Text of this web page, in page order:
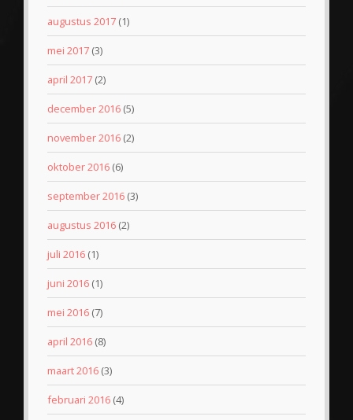
augustus 2017 (1)
mei 2017 (3)
april 2017 (2)
december 2016 (5)
november 2016 (2)
oktober 2016 (6)
september 2016 (3)
augustus 2016 (2)
juli 2016 (1)
juni 2016 (1)
mei 2016 (7)
april 2016 (8)
maart 2016 (3)
februari 2016 (4)